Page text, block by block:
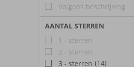
Volgens beschrijving
AANTAL STERREN
1 - sterren
2 - sterren
3 - sterren (14)